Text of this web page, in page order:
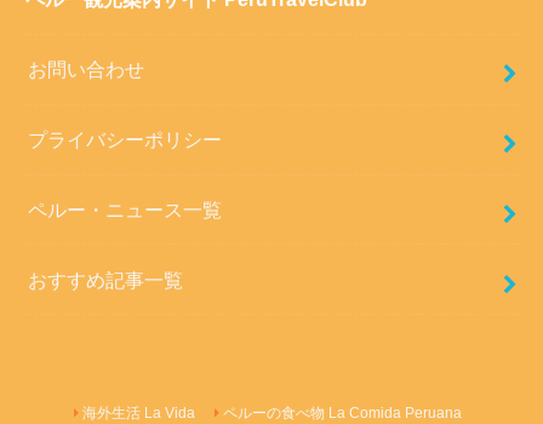
お問い合わせ
プライバシーポリシー
ペルー・ニュース一覧
おすすめ記事一覧
海外生活 La Vida ペルーの食べ物 La Comida Peruana